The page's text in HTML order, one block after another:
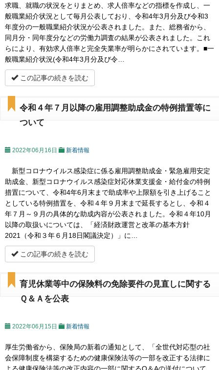
求職、就職の状況をとりまとめ、求人倍率などの指標を作成し、一
般職業紹介状況として毎月公表しており、令和4年3月分及び令和3
年度分の一般職業紹介状況が公表されました。また、総務省から、
同月分・同年度分などの労働力調査の結果が公表されました。これ
らにより、有効求人倍率と完全失業率が明らかにされています。■一
般職業紹介状況(令和4年3月分及び令…
この記事の続きを読む
令和４年７月以降の雇用調整助成金の特例措置等に
ついて
2022年06月16日 新着情報
新型コロナウイルス感染症に係る雇用調整助成金・緊急雇用安定
助成金、新型コロナウイルス感染症対応休業支援金・給付金の特例
措置について、令和4年6月末まで助成率や上限額を引き上げること
としている特例措置を、令和４年９月末まで延長するとし、令和４
年７月～９月の具体的な助成内容が公表されました。令和４年10月
以降の取扱いについては、「経済財政運営と改革の基本方針
2021（令和３年６月18日閣議決定）」に…
この記事の続きを読む
育児休業等中の保険料の免除要件の見直しに関する
Ｑ＆Ａを公表
2022年06月15日 新着情報
厚生労働省から、保険局の新着の通知として、「全世代対応型の社
会保障制度を構築するための健康保険法等の一部を改正する法律に